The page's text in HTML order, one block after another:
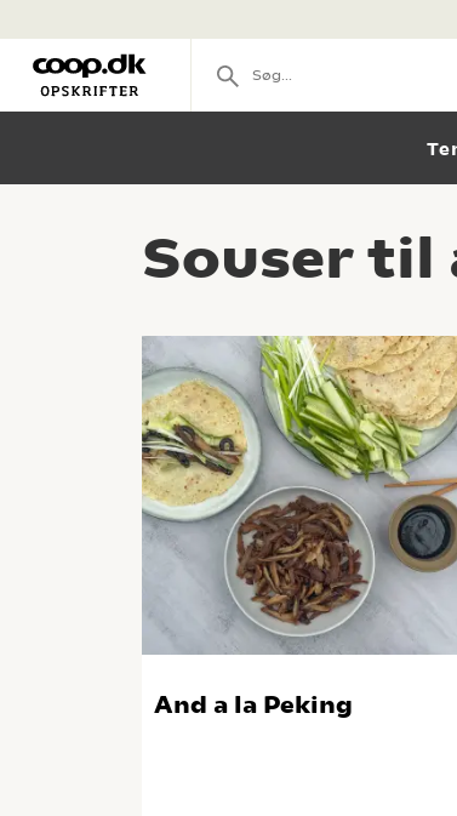
Souser
And a la Peking